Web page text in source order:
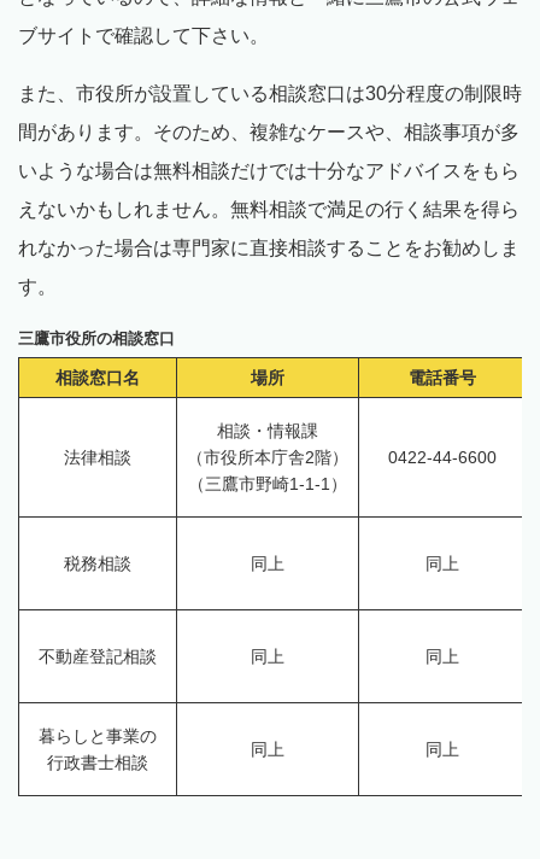
ブサイトで確認して下さい。
また、市役所が設置している相談窓口は30分程度の制限時
間があります。そのため、複雑なケースや、相談事項が多
いような場合は無料相談だけでは十分なアドバイスをもら
えないかもしれません。無料相談で満足の行く結果を得ら
れなかった場合は専門家に直接相談することをお勧めしま
す。
三鷹市役所の相談窓口
相談窓口名 場所 電話番号
法律相談
相談・情報課
（市役所本庁舎2階）
（三鷹市野崎1-1-1）
0422-44-6600
税務相談 同上 同上
不動産登記相談 同上 同上
暮らしと事業の
行政書士相談
同上 同上